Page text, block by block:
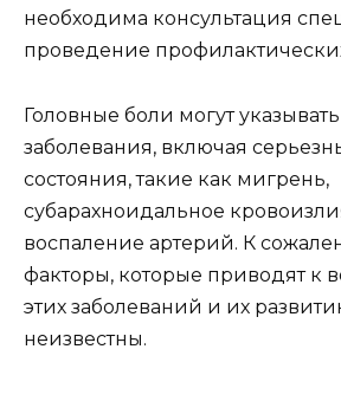
необходима консультация
проведение
Головные боли могут
заболевания, включая
состояния, такие как мигрень,
субарахноидальное
воспаление артерий. К
факторы, которые приводят к
этих заболеваний и их
неизвестны.